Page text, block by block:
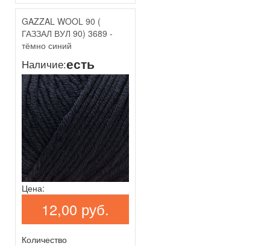
GAZZAL WOOL 90 (
ГАЗЗАЛ ВУЛ 90) 3689 -
тёмно синий
Наличие:есть
Цена:
12,00 руб.
Количество